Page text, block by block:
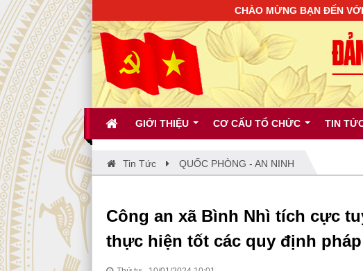
GIỚI THIỆU CƠ CẤU TỔ CHỨC TIN
CHÀO MỪNG BẠN ĐẾN VỚI TRANG
Tin Tức QUỐC PHÒNG - AN NINH
Công an xã Bình Nhì tích cực
thực hiện tốt các quy định